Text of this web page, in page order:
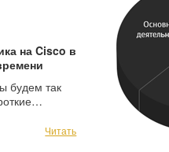
на Cisco в
будем так
Читать